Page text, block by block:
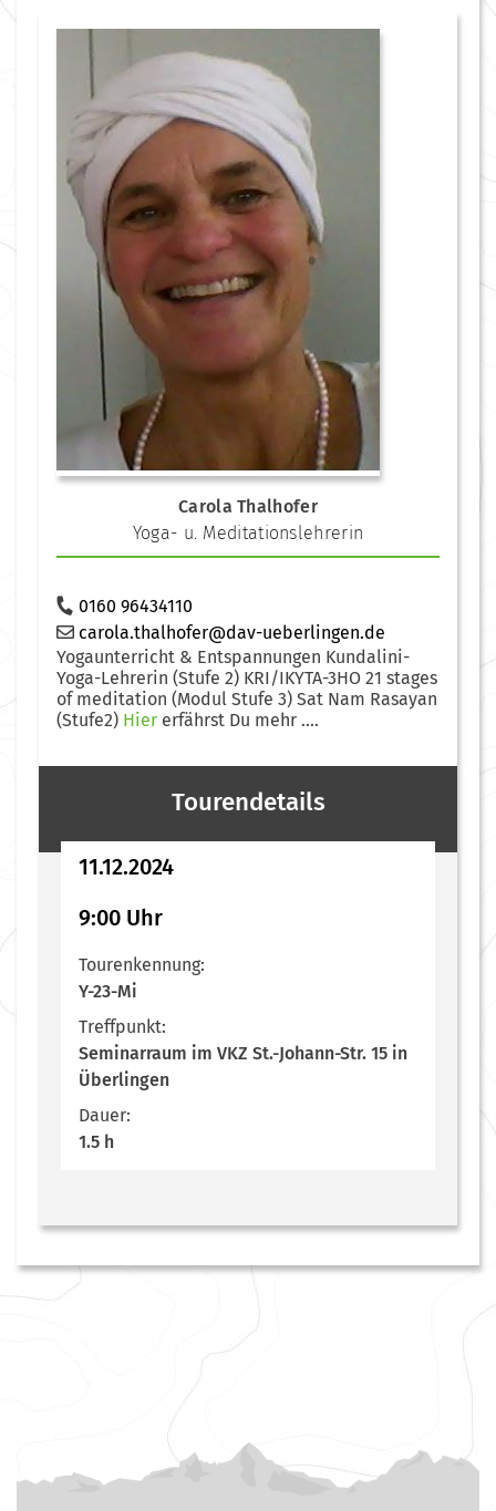
Carola Thalhofer
Yoga- u. Meditationslehrerin
0160 96434110
carola.thalhofer@dav-ueberlingen.de
Yogaunterricht & Entspannungen Kundalini-
Yoga-Lehrerin (Stufe 2) KRI/IKYTA-3HO 21 stages
of meditation (Modul Stufe 3) Sat Nam Rasayan
(Stufe2) Hier erfährst Du mehr ....
Tourendetails
11.12.2024
9:00 Uhr
Tourenkennung:
Y-23-Mi
Treffpunkt:
Seminarraum im VKZ St.-Johann-Str. 15 in
Überlingen
Dauer:
1.5 h